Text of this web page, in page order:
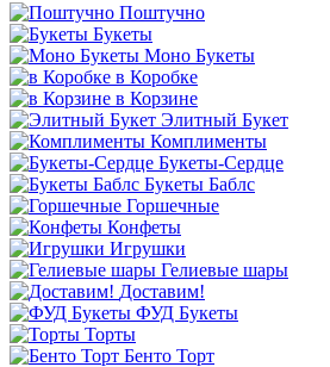
Поштучно
Букеты
Моно Букеты
в Коробке
в Корзине
Элитный Букет
Комплименты
Букеты-Сердце
Букеты Баблс
Горшечные
Конфеты
Игрушки
Гелиевые шары
Доставим!
ФУД Букеты
Торты
Бенто Торт